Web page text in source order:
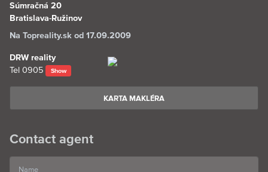
Súmračná 20
Bratislava-Ružinov
Na Topreality.sk od 17.09.2009
DRW reality
Tel 0905 Show
KARTA MAKLÉRA
Contact agent